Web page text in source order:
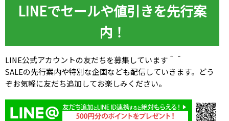
LINEでセールや値引きを先行案
内！
LINE公式アカウントの友だちを募集しています＾＾
SALEの先行案内や特別な企画なども配信していきます。どう
ぞお気軽に友だち追加してお楽しみください。